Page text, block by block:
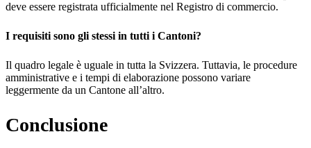
deve essere registrata ufficialmente nel Registro di commercio.
I requisiti sono gli stessi in tutti i Cantoni?
Il quadro legale è uguale in tutta la Svizzera. Tuttavia, le procedure
amministrative e i tempi di elaborazione possono variare
leggermente da un Cantone all’altro.
Conclusione